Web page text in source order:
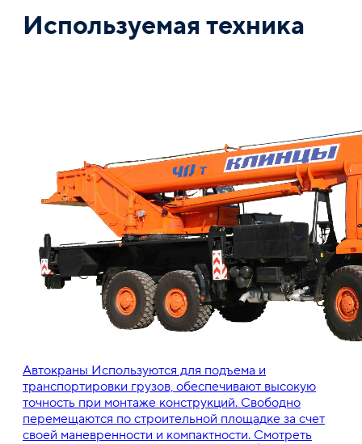
Используемая техника
Автокраны Используются для подъема и
транспортировки грузов, обеспечивают высокую
точность при монтаже конструкций. Свободно
перемещаются по строительной площадке за счет
своей маневренности и компактности. Смотреть